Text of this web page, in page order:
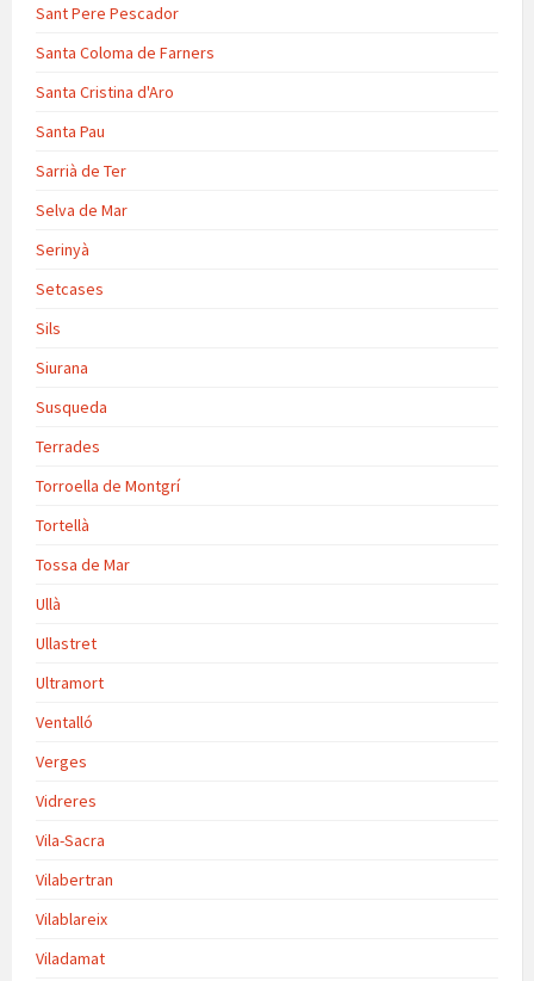
Sant Pere Pescador
Santa Coloma de Farners
Santa Cristina d'Aro
Santa Pau
Sarrià de Ter
Selva de Mar
Serinyà
Setcases
Sils
Siurana
Susqueda
Terrades
Torroella de Montgrí
Tortellà
Tossa de Mar
Ullà
Ullastret
Ultramort
Ventalló
Verges
Vidreres
Vila-Sacra
Vilabertran
Vilablareix
Viladamat